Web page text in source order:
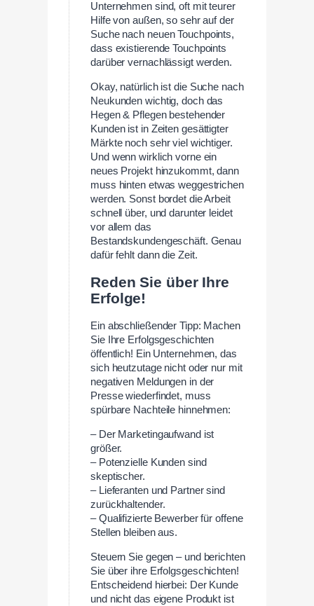
Unternehmen sind, oft mit teurer
Hilfe von außen, so sehr auf der
Suche nach neuen Touchpoints,
dass existierende Touchpoints
darüber vernachlässigt werden.
Okay, natürlich ist die Suche nach
Neukunden wichtig, doch das
Hegen & Pflegen bestehender
Kunden ist in Zeiten gesättigter
Märkte noch sehr viel wichtiger.
Und wenn wirklich vorne ein
neues Projekt hinzukommt, dann
muss hinten etwas weggestrichen
werden. Sonst bordet die Arbeit
schnell über, und darunter leidet
vor allem das
Bestandskundengeschäft. Genau
dafür fehlt dann die Zeit.
Reden Sie über Ihre
Erfolge!
Ein abschließender Tipp: Machen
Sie Ihre Erfolgsgeschichten
öffentlich! Ein Unternehmen, das
sich heutzutage nicht oder nur mit
negativen Meldungen in der
Presse wiederfindet, muss
spürbare Nachteile hinnehmen:
– Der Marketingaufwand ist
größer.
– Potenzielle Kunden sind
skeptischer.
– Lieferanten und Partner sind
zurückhaltender.
– Qualifizierte Bewerber für offene
Stellen bleiben aus.
Steuern Sie gegen – und berichten
Sie über ihre Erfolgsgeschichten!
Entscheidend hierbei: Der Kunde
und nicht das eigene Produkt ist